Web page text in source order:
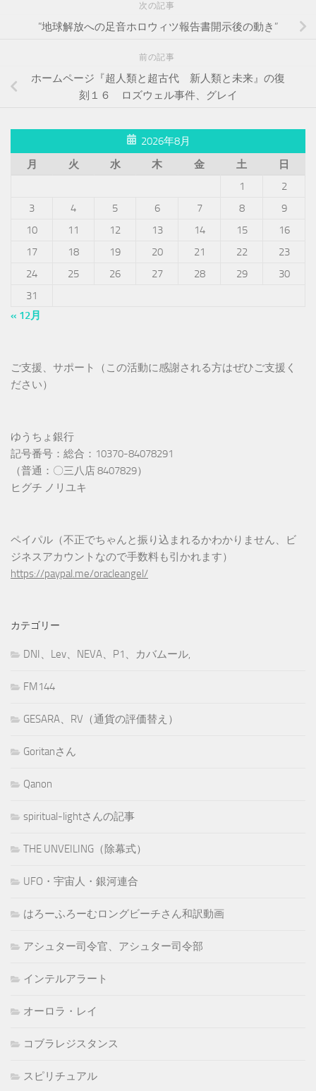
次の記事
”地球解放への足音ホロウィツ報告書開示後の動き”
前の記事
ホームページ『超人類と超古代 新人類と未来』の復
刻１６ ロズウェル事件、グレイ
2026年8月
月
火 水 木 金 土
日
1
2
3
4 5 6 7 8
9
10
11 12 13 14 15
16
17
18 19 20 21 22
23
24
25 26 27 28 29
30
31
« 12月
ご支援、サポート（この活動に感謝される方はぜひご支援く
ださい）
ゆうちょ銀行
記号番号：総合：10370-84078291
（普通：〇三八店 8407829）
ヒグチ ノリユキ
ペイパル（不正でちゃんと振り込まれるかわかりません、ビ
ジネスアカウントなので手数料も引かれます）
https://paypal.me/oracleangel/
カテゴリー
DNI、Lev、NEVA、P1、カバムール,
FM144
GESARA、RV（通貨の評価替え）
Goritanさん
Qanon
spiritual-lightさんの記事
THE UNVEILING（除幕式）
UFO・宇宙人・銀河連合
はろーふろーむロングビーチさん和訳動画
アシュター司令官、アシュター司令部
インテルアラート
オーロラ・レイ
コブラレジスタンス
スピリチュアル